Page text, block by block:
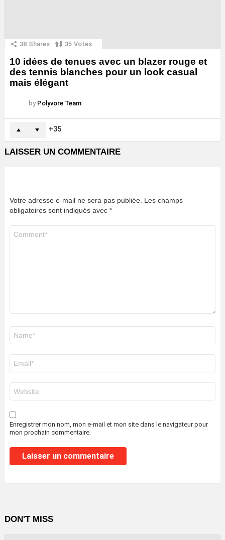
38 Shares 35 Votes
10 idées de tenues avec un blazer rouge et
des tennis blanches pour un look casual
mais élégant
by Polyvore Team
35
LAISSER UN COMMENTAIRE
Votre adresse e-mail ne sera pas publiée. Les champs
obligatoires sont indiqués avec *
mail
*
web
Enregistrer mon nom, mon e-mail et mon site dans le navigateur pour
mon prochain commentaire.
DON'T MISS